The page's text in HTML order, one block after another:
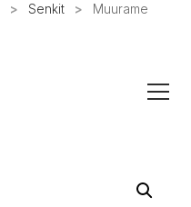
> Senkit >
Muurame